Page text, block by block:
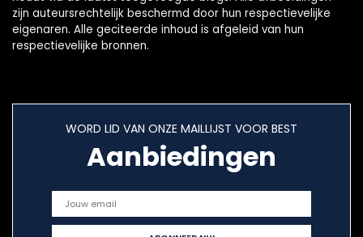
zijn auteursrechtelijk beschermd door hun respectievelijke
eigenaren. Alle geciteerde inhoud is afgeleid van hun
respectievelijke bronnen.
WORD LID VAN ONZE MAILLIJST VOOR BEST
Aanbiedingen